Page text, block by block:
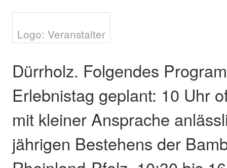
Logo: Veranstalter
Dürrholz. Folgendes
Erlebnistag geplant: 10 Uhr
mit kleiner Ansprache
jährigen Bestehens der